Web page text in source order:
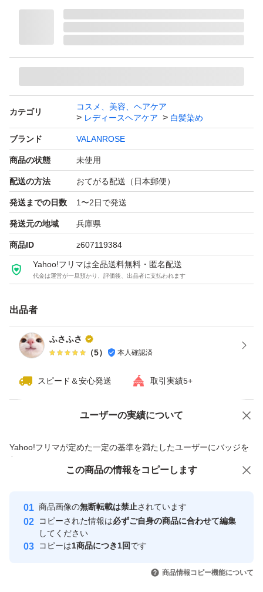
カテゴリ
コスメ、美容、ヘアケア
レディースヘアケア
白髪染め
ブランド VALANROSE
商品の状態 未使用
配送の方法 おてがる配送（日本郵便）
発送までの日数 1〜2日で発送
発送元の地域 兵庫県
商品ID z607119384
Yahoo!フリマは全品送料無料・匿名配送
代金は運営が一旦預かり、評価後、出品者に支払われます
出品者
ふさふさ
（5） 本人確認済
スピード＆安心発送 取引実績5+
ユーザーの実績について
Yahoo!フリマが定めた一定の基準を満たしたユーザーにバッジを
付与しています
安心取引出品者
心・安全なユーザーです
取引実績
引を完了させた実績があります
価格の相談 商品への質問
この商品の情報をコピーします
商品画像の無断転載は禁止されています
コピーされた情報は必ずご自身の商品に合わせて編集
してください
コピーは1商品につき1回です
商品情報コピー機能について
この商品をみている人にオススメ